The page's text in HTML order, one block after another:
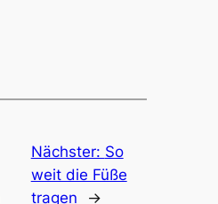
Nächster: So
weit die Füße
tragen
→